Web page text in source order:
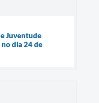
Juventude
dia 24 de